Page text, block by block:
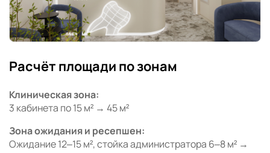
Расчёт площади по зонам
Клиническая зона:
3 кабинета по 15 м² → 45 м²
Зона ожидания и ресепшен:
Ожидание 12–15 м², стойка администратора 6–8 м² →